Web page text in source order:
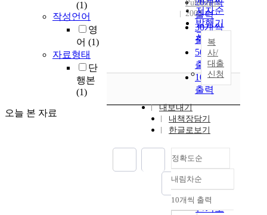
(1)
작성언어
영
어 (1)
자료형태
단
행본
(1)
오늘 본 자료
저자순
발행기
관순
20개씩
출력
30개씩
출력
50개씩
출력
100개씩
출력
Publishers
2002
복
사/
대출
신청
내보내기
내책장담기
한글로보기
정확도순
정확도
순
인기도
내림차순
내림차순
10개씩 출력